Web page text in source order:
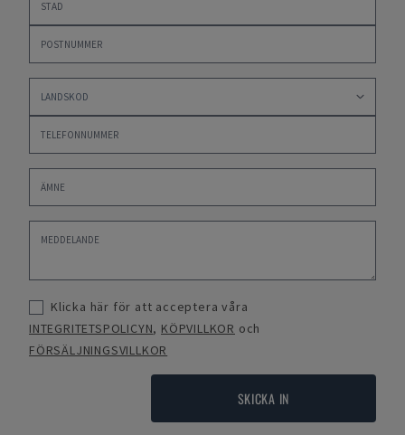
Klicka här för att acceptera våra
INTEGRITETSPOLICYN, KÖPVILLKOR och
FÖRSÄLJNINGSVILLKOR
SKICKA IN